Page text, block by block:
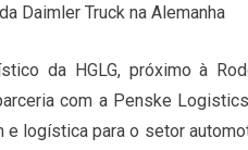
Daimler Truck na Alemanha
da HGLG, próximo à
com a Penske
logística para o setor